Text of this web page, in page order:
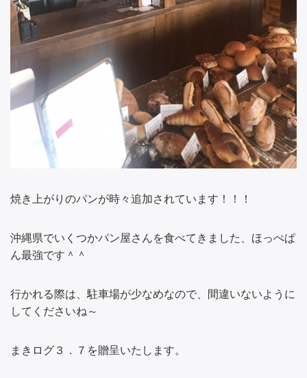
焼き上がりのパンが時々追加されています！！！
沖縄県でいくつかパン屋さんを食べてきました、ほっぺぱ
ん最強です＾＾
行かれる際は、駐車場が少なめなので、間違いないように
してくださいね～
まきログ３．７を贈呈いたします。